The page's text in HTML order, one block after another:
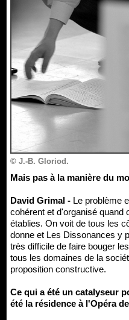
© J.-B. Gloriod.
Mais pas à la manière du
David Grimal - Le problème
cohérent et d'organisé quand
établies. On voit de tous les
donne et Les Dissonances y
très difficile de faire bouger
tous les domaines de la
proposition constructive.
Ce qui a été un catalyseur
été la résidence à l'Opéra